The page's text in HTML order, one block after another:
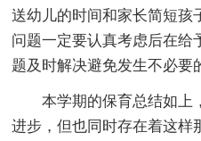
送幼儿的时间和家长简短孩
问题一定要认真考虑后在给
题及时解决避免发生不必要
本学期的保育总结如上
进步，但也同时存在着这样